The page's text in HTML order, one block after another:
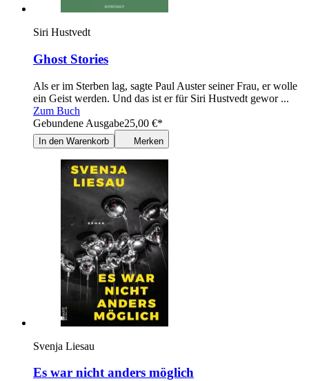
Siri Hustvedt
Ghost Stories
Als er im Sterben lag, sagte Paul Auster seiner Frau, er wolle
ein Geist werden. Und das ist er für Siri Hustvedt gewor ...
Zum Buch
Gebundene Ausgabe25,00 €*
In den Warenkorb Merken
Svenja Liesau
Es war nicht anders möglich